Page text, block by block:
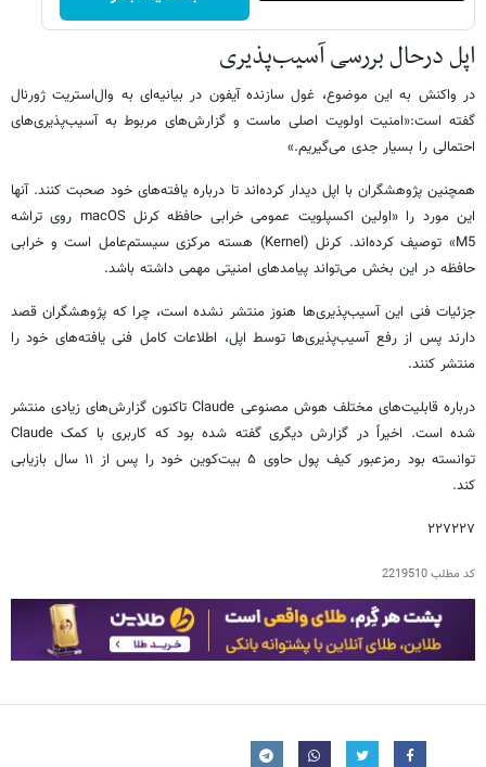
اپل درحال بررسی آسیب‌پذیری
در واکنش به این موضوع، غول سازنده آیفون در بیانیه‌ای به وال‌استریت ژورنال
گفته است:«امنیت اولویت اصلی ماست و گزارش‌های مربوط به آسیب‌پذیری‌های
احتمالی را بسیار جدی می‌گیریم.»
همچنین پژوهشگران با اپل دیدار کرده‌اند تا درباره یافته‌های خود صحبت کنند. آنها
این مورد را «اولین اکسپلویت عمومی خرابی حافظه کرنل macOS روی تراشه
M5» توصیف کرده‌اند. کرنل (Kernel) هسته مرکزی سیستم‌عامل است و خرابی
حافظه در این بخش می‌تواند پیامدهای امنیتی مهمی داشته باشد.
جزئیات فنی این آسیب‌پذیری‌ها هنوز منتشر نشده است، چرا که پژوهشگران قصد
دارند پس از رفع آسیب‌پذیری‌ها توسط اپل، اطلاعات کامل فنی یافته‌های خود را
منتشر کنند.
درباره قابلیت‌های مختلف هوش مصنوعی Claude تاکنون گزارش‌های زیادی منتشر
شده است. اخیراً در گزارش دیگری گفته شده بود که کاربری با کمک Claude
توانسته بود رمزعبور کیف پول حاوی ۵ بیت‌کوین خود را پس از ۱۱ سال بازیابی
کند.
۲۲۷۲۲۷
کد مطلب2219510